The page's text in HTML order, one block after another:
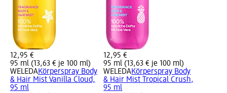
12,95 €
95 ml (13,63 € je 100 ml)
WELEDAKörperspray Body
& Hair Mist Vanilla Cloud,
95 ml
12,95 €
95 ml (13,63 € je 100 ml)
WELEDAKörperspray Body
& Hair Mist Tropical Crush,
95 ml